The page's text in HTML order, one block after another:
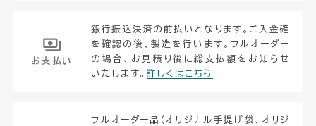
お支払い
銀行振込決済の前払いとなります。ご入金確
を確認の後、製造を行います。フルオーダー
の場合、お見積り後に総支払額をお知らせ
いたします。 詳しくはこちら
フルオーダー品（オリジナル手提げ袋、オリジ